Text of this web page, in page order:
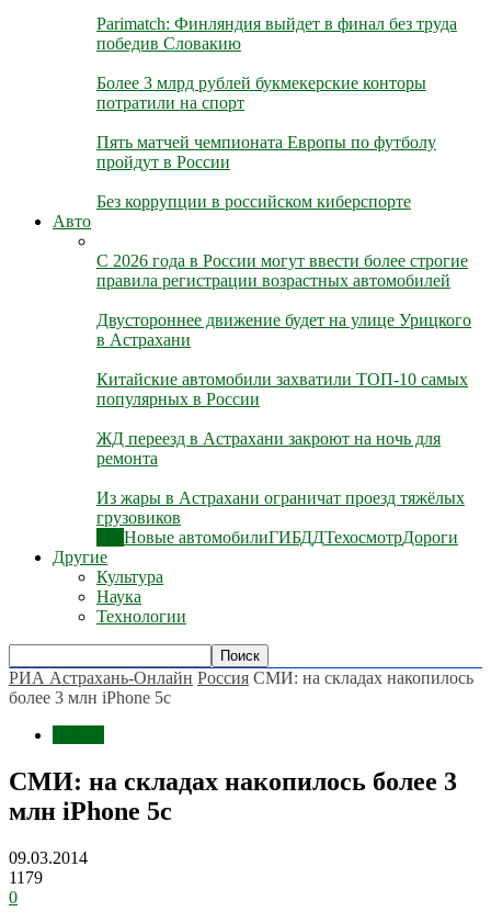
Parimatch: Финляндия выйдет в финал без труда
победив Словакию
Более 3 млрд рублей букмекерские конторы
потратили на спорт
Пять матчей чемпионата Европы по футболу
пройдут в России
Без коррупции в российском киберспорте
Авто
С 2026 года в России могут ввести более строгие
правила регистрации возрастных автомобилей
Двустороннее движение будет на улице Урицкого
в Астрахани
Китайские автомобили захватили ТОП-10 самых
популярных в России
ЖД переезд в Астрахани закроют на ночь для
ремонта
Из жары в Астрахани ограничат проезд тяжёлых
грузовиков
Новые автомобилиГИБДДТехосмотрДороги
Другие
Культура
Наука
Технологии
РИА Астрахань-Онлайн Россия СМИ: на складах накопилось
более 3 млн iPhone 5c
СМИ: на складах накопилось более 3
млн iPhone 5c
09.03.2014
1179
0